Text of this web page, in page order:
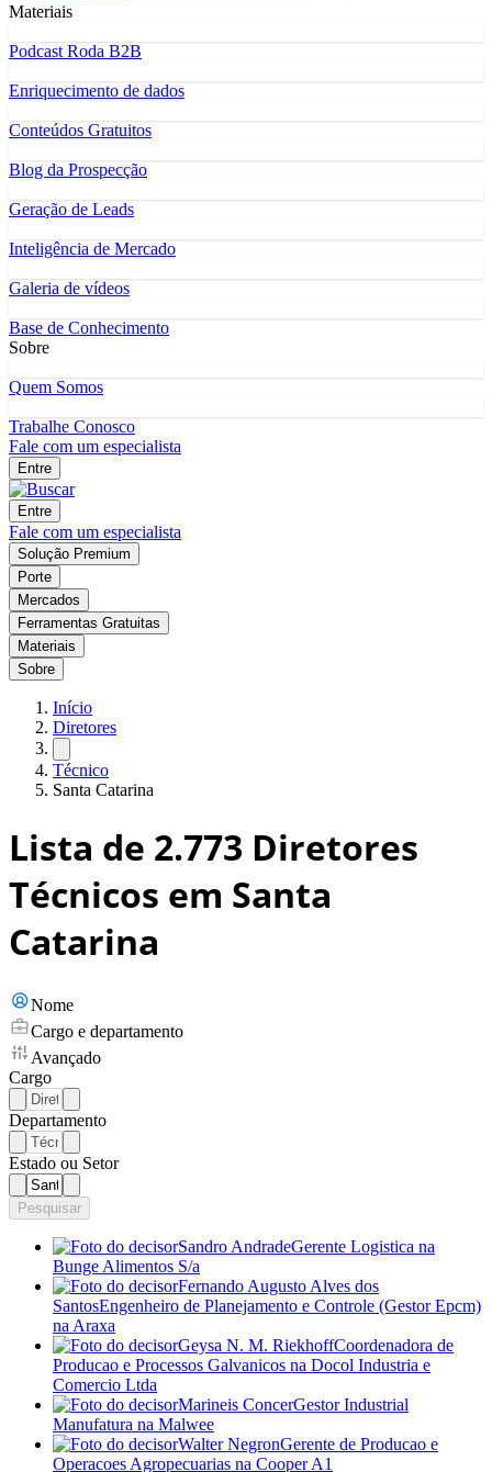
Materiais
Podcast Roda B2B
Enriquecimento de dados
Conteúdos Gratuitos
Blog da Prospecção
Geração de Leads
Inteligência de Mercado
Galeria de vídeos
Base de Conhecimento
Sobre
Quem Somos
Trabalhe Conosco
Fale com um especialista
Entre
Entre
Fale com um especialista
Solução Premium
Porte
Mercados
Ferramentas Gratuitas
Materiais
Sobre
Início
Diretores
Técnico
Santa Catarina
Lista de 2.773 Diretores
Técnicos em Santa
Catarina
Nome
Cargo e departamento
Avançado
Cargo
Departamento
Estado ou Setor
Pesquisar
Sandro AndradeGerente Logistica na
Bunge Alimentos S/a
Fernando Augusto Alves dos
SantosEngenheiro de Planejamento e Controle (Gestor Epcm)
na Araxa
Geysa N. M. RiekhoffCoordenadora de
Producao e Processos Galvanicos na Docol Industria e
Comercio Ltda
Marineis ConcerGestor Industrial
Manufatura na Malwee
Walter NegronGerente de Producao e
Operacoes Agropecuarias na Cooper A1